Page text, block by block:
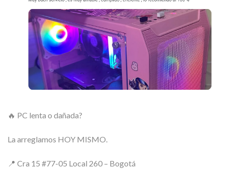
🔥 PC lenta o dañada?
La arreglamos HOY MISMO.
📍 Cra 15 #77-05 Local 260 – Bogotá